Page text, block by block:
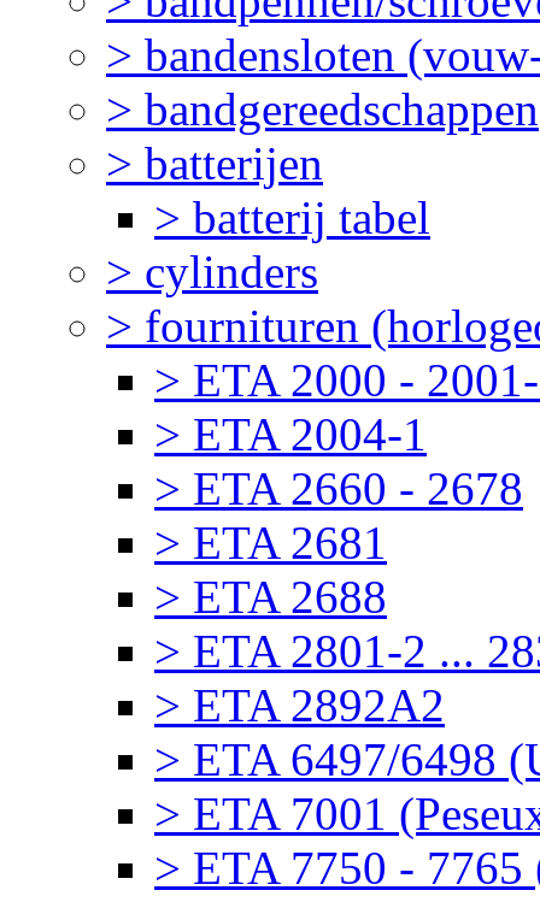
> bandensloten
> bandgereedschappen
> batterijen
> batterij tabel
> cylinders
> fournituren
> ETA 2000 -
> ETA 2004-1
> ETA 2660 - 2678
> ETA 2681
> ETA 2688
> ETA 2801-2 ...
> ETA 2892A2
> ETA 6497/6498
> ETA 7001
> ETA 7750 -